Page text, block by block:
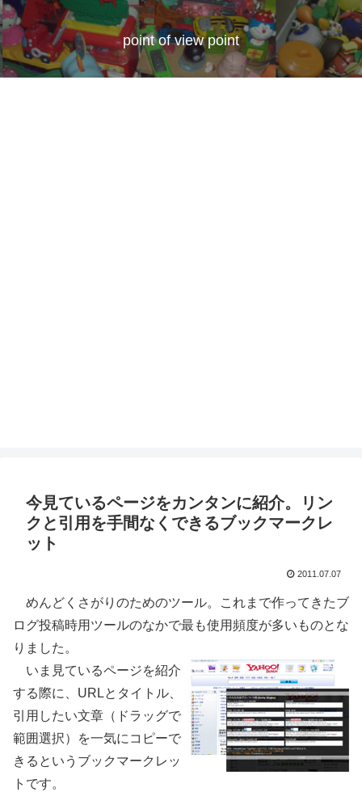
point of view point
今見ているページをカンタンに紹介。リン
クと引用を手間なくできるブックマークレ
ット
2011.07.07
めんどくさがりのためのツール。これまで作ってきたブ
ログ投稿時用ツールのなかで最も使用頻度が多いものとな
りました。
いま見ているページを紹介
する際に、URLとタイトル、
引用したい文章（ドラッグで
範囲選択）を一気にコピーで
きるというブックマークレッ
トです。